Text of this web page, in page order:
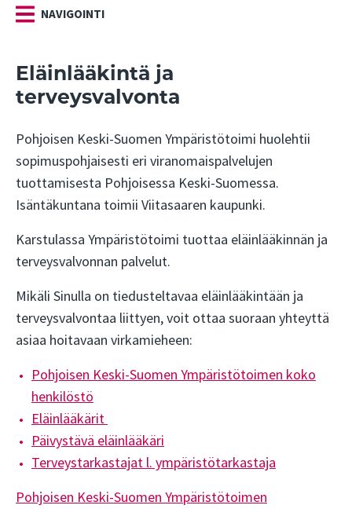
NAVIGOINTI
Eläinlääkintä ja
terveysvalvonta
Pohjoisen Keski-Suomen Ympäristötoimi huolehtii
sopimuspohjaisesti eri viranomaispalvelujen
tuottamisesta Pohjoisessa Keski-Suomessa.
Isäntäkuntana toimii Viitasaaren kaupunki.
Karstulassa Ympäristötoimi tuottaa eläinlääkinnän ja
terveysvalvonnan palvelut.
Mikäli Sinulla on tiedusteltavaa eläinlääkintään ja
terveysvalvontaa liittyen, voit ottaa suoraan yhteyttä
asiaa hoitavaan virkamieheen:
Pohjoisen Keski-Suomen Ympäristötoimen koko
henkilöstö
Eläinlääkärit
Päivystävä eläinlääkäri
Terveystarkastajat l. ympäristötarkastaja
Pohjoisen Keski-Suomen Ympäristötoimen